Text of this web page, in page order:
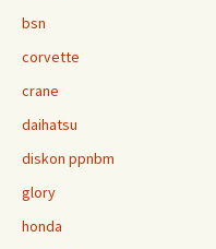
bsn
corvette
crane
daihatsu
diskon ppnbm
glory
honda